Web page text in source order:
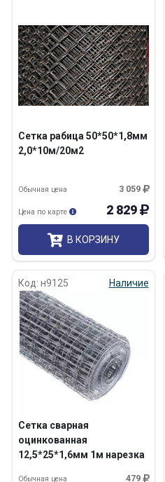
Сетка рабица 50*50*1,8мм
2,0*10м/20м2
3 059
Обычная цена
2 829
Цена по карте
В КОРЗИНУ
Код: н9125 Наличие
Сетка сварная
оцинкованная
12,5*25*1,6мм 1м нарезка
479
Обычная цена